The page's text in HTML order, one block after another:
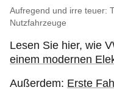
Aufregend und irre teuer:
Nutzfahrzeuge
Lesen Sie hier, wie
einem modernen
Außerdem: Erste